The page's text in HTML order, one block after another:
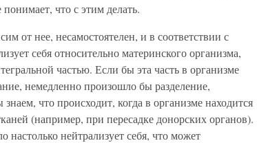
что с этим делать.
от нее, несамостоятелен, и в соответствии с
себя относительно материнского организма,
частью. Если бы эта часть в организме
немедленно произошло бы разделение,
что происходит, когда в организме находится
(например, при пересадке донорских органов).
настолько нейтрализует себя, что может